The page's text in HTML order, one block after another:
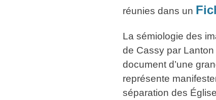
réunies dans un
La sémiologie des
de Cassy par Lanton
document d’une
représente
séparation des